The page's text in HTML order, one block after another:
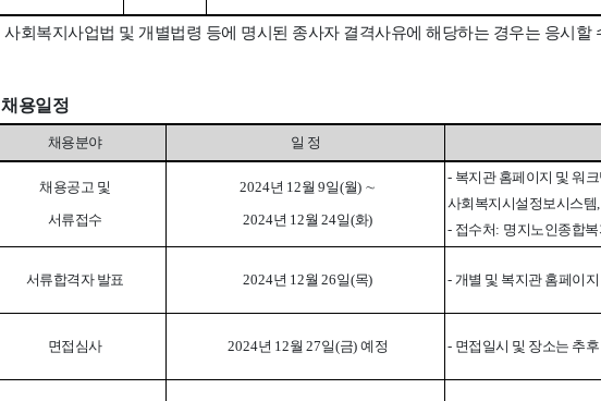
사회복지사업법 및 개별법령 등에 명시된 종사자 결격사유에 해당하는 경우는 응시할
채용일정
채용분야 일 정
채용공고 및
서류접수
2024년 12월 9일(월) ∼
2024년 12월 24일(화)
- 복지관 홈페이지 및 워
사회복지시설정보시스템
- 접수처: 명지노인종합
서류합격자 발표 2024년 12월 26일(목) - 개별 및 복지관 홈페이
면접심사 2024년 12월 27일(금) 예정 - 면접일시 및 장소는 추